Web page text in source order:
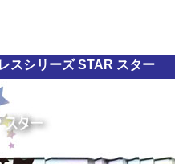
スシリーズ STAR スター